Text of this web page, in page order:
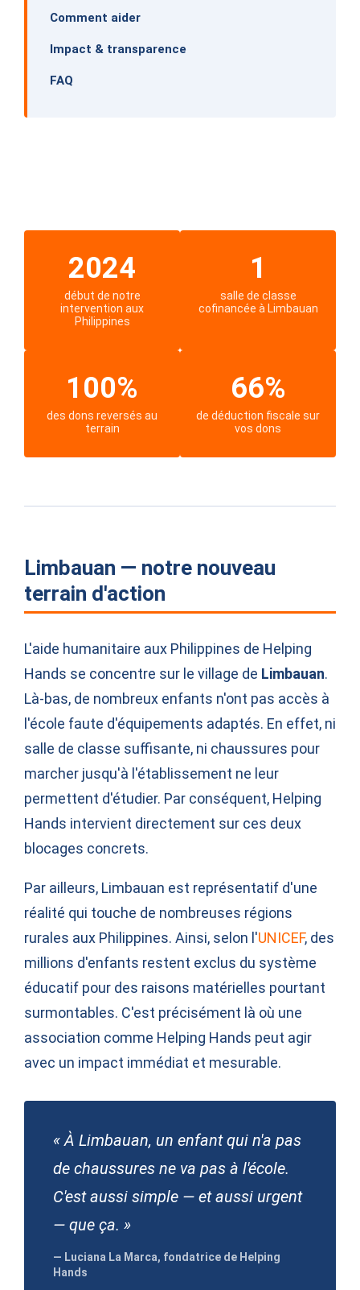
Comment aider
Impact & transparence
FAQ
2024
début de notre
intervention aux
Philippines
1
salle de classe
cofinancée à Limbauan
100%
des dons reversés au
terrain
66%
de déduction fiscale sur
vos dons
Limbauan — notre nouveau
terrain d'action
L'aide humanitaire aux Philippines de Helping
Hands se concentre sur le village de Limbauan.
Là-bas, de nombreux enfants n'ont pas accès à
l'école faute d'équipements adaptés. En effet, ni
salle de classe suffisante, ni chaussures pour
marcher jusqu'à l'établissement ne leur
permettent d'étudier. Par conséquent, Helping
Hands intervient directement sur ces deux
blocages concrets.
Par ailleurs, Limbauan est représentatif d'une
réalité qui touche de nombreuses régions
rurales aux Philippines. Ainsi, selon l'UNICEF, des
millions d'enfants restent exclus du système
éducatif pour des raisons matérielles pourtant
surmontables. C'est précisément là où une
association comme Helping Hands peut agir
avec un impact immédiat et mesurable.
« À Limbauan, un enfant qui n'a pas
de chaussures ne va pas à l'école.
C'est aussi simple — et aussi urgent
— que ça. »
— Luciana La Marca, fondatrice de Helping
Hands